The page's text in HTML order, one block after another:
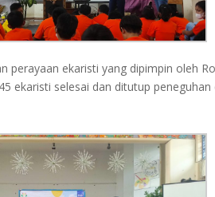
perayaan ekaristi yang dipimpin oleh
ekaristi selesai dan ditutup peneguhan